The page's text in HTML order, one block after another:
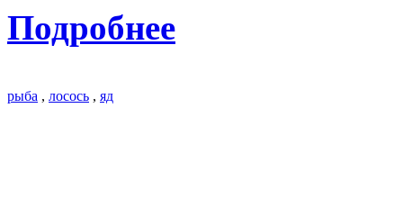
Подробнее
рыба , лосось , яд